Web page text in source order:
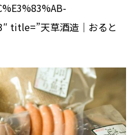
title=”天草酒造｜おると